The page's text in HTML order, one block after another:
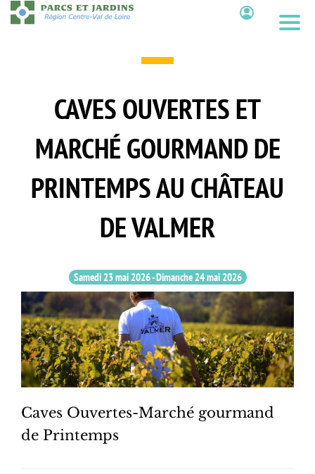
Aller
au
CAVES OUVERTES ET
MARCHÉ GOURMAND DE
PRINTEMPS AU CHÂTEAU
DE VALMER
Samedi 23 mai 2026-Dimanche 24 mai 2026
Caves Ouvertes-Marché gourmand
de Printemps